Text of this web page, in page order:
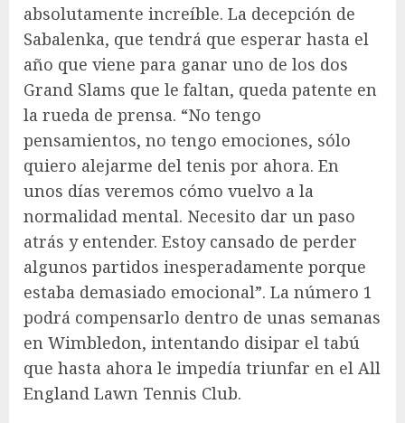
absolutamente increíble. La decepción de
Sabalenka, que tendrá que esperar hasta el
año que viene para ganar uno de los dos
Grand Slams que le faltan, queda patente en
la rueda de prensa. “No tengo
pensamientos, no tengo emociones, sólo
quiero alejarme del tenis por ahora. En
unos días veremos cómo vuelvo a la
normalidad mental. Necesito dar un paso
atrás y entender. Estoy cansado de perder
algunos partidos inesperadamente porque
estaba demasiado emocional”. La número 1
podrá compensarlo dentro de unas semanas
en Wimbledon, intentando disipar el tabú
que hasta ahora le impedía triunfar en el All
England Lawn Tennis Club.